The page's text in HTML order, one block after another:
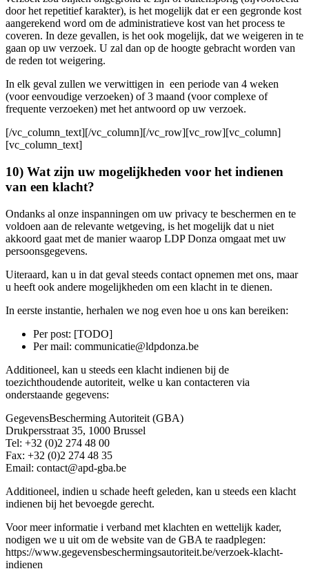
door het repetitief karakter), is het mogelijk dat er een gegronde kost
aangerekend word om de administratieve kost van het process te
coveren. In deze gevallen, is het ook mogelijk, dat we weigeren in te
gaan op uw verzoek. U zal dan op de hoogte gebracht worden van
de reden tot weigering.
In elk geval zullen we verwittigen in een periode van 4 weken
(voor eenvoudige verzoeken) of 3 maand (voor complexe of
frequente verzoeken) met het antwoord op uw verzoek.
[/vc_column_text][/vc_column][/vc_row][vc_row][vc_column]
[vc_column_text]
10) Wat zijn uw mogelijkheden voor het indienen
van een klacht?
Ondanks al onze inspanningen om uw privacy te beschermen en te
voldoen aan de relevante wetgeving, is het mogelijk dat u niet
akkoord gaat met de manier waarop LDP Donza omgaat met uw
persoonsgegevens.
Uiteraard, kan u in dat geval steeds contact opnemen met ons, maar
u heeft ook andere mogelijkheden om een klacht in te dienen.
In eerste instantie, herhalen we nog even hoe u ons kan bereiken:
Per post: [TODO]
Per mail: communicatie@ldpdonza.be
Additioneel, kan u steeds een klacht indienen bij de
toezichthoudende autoriteit, welke u kan contacteren via
onderstaande gegevens:
GegevensBescherming Autoriteit (GBA)
Drukpersstraat 35, 1000 Brussel
Tel: +32 (0)2 274 48 00
Fax: +32 (0)2 274 48 35
Email: contact@apd-gba.be
Additioneel, indien u schade heeft geleden, kan u steeds een klacht
indienen bij het bevoegde gerecht.
Voor meer informatie i verband met klachten en wettelijk kader,
nodigen we u uit om de website van de GBA te raadplegen:
https://www.gegevensbeschermingsautoriteit.be/verzoek-klacht-
indienen